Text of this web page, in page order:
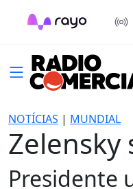
NOTÍCIAS | MUNDIAL
Presidente